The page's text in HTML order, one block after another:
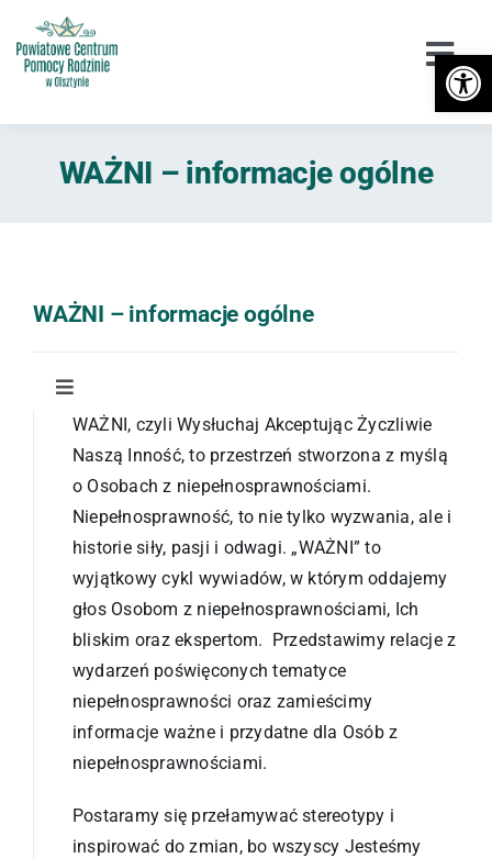
do
zawartości
Orzekanie o Niepełnosprawności
DPS / Cudzoziemcy
Przeciwdziałanie przemocy
Wsparcie
WAŻNI – informacje ogólne
WAŻNI – informacje ogólne
Toggle
Navigation
WAŻNI
WAŻNI – informacje ogólne
Magda pyta- Ważni odpowiadają
WAŻNI – Wydarzenia i konkursy
WAŻNI, czyli Wysłuchaj Akceptując Życzliwie
Naszą Inność, to przestrzeń stworzona z myślą
o Osobach z niepełnosprawnościami.
Niepełnosprawność, to nie tylko wyzwania, ale i
historie siły, pasji i odwagi. „WAŻNI” to
wyjątkowy cykl wywiadów, w którym oddajemy
głos Osobom z niepełnosprawnościami, Ich
bliskim oraz ekspertom. Przedstawimy relacje z
wydarzeń poświęconych tematyce
niepełnosprawności oraz zamieścimy
informacje ważne i przydatne dla Osób z
niepełnosprawnościami.
Postaramy się przełamywać stereotypy i
inspirować do zmian, bo wszyscy Jesteśmy